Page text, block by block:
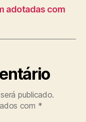
adotadas com
publicado.
com *